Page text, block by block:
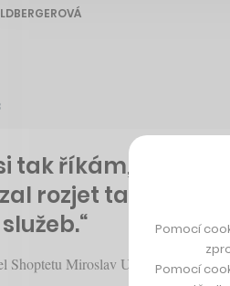
tak říkám, jak
rozjet takové
Shoptetu Miroslav Uďan při popisu
Pomocí
Pomocí